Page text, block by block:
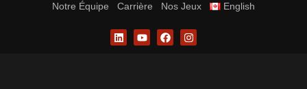
Notre Équipe Carrière Nos Jeux English